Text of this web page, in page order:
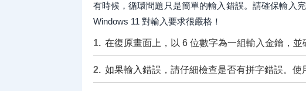
有時候，循環問題只是簡單的輸入錯誤。請確保輸
Windows 11 對輸入要求很嚴格！
在復原畫面上，以 6 位數字為一組輸入金鑰，並
如果輸入錯誤，請仔細檢查是否有拼字錯誤。使